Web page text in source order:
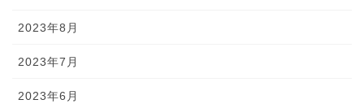
2023年8月
2023年7月
2023年6月